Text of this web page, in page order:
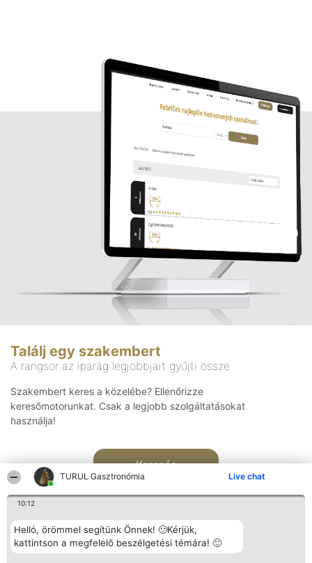
TURUL Gasztronómia Live chat
10:12
Helló, örömmel segítünk Önnek! 🙂Kérjük,
kattintson a megfelelő beszélgetési témára! 🙂
Találj egy szakembert
A rangsor az iparág legjobbjait gyűjti össze
Szakembert keres a közelébe? Ellenőrizze
keresőmotorunkat. Csak a legjobb szolgáltatásokat
használja!
Keresés